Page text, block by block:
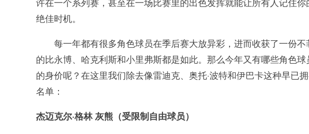
绝佳时机。
每一年都有很多角色球员在季后赛大放异彩，进而收获了一份
的比永博、哈克利斯和小里弗斯都是如此。那么今年又有哪些角色
的身价呢？在这里我们除去像雷迪克、奥托·波特和伊巴卡这种早已
名单：
杰迈克尔·格林 灰熊（受限制自由球员）